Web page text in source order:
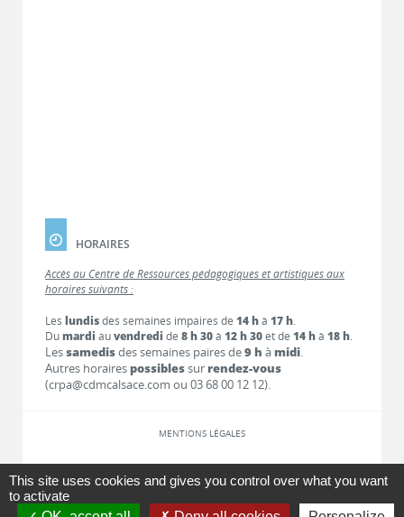
HORAIRES
Accès au Centre de Ressources pédagogiques et artistiques aux
horaires suivants :
Les lundisdes semaines impaires de 14 hà 17 h.
Dumardi auvendredi de 8 h 30à 12 h 30et de 14 hà 18 h.
Lessamedisdes semaines paires de9 h à midi.
Autres horaires possiblessur rendez-vous
(crpa@cdmcalsace.com ou 03 68 00 12 12).
MENTIONS LÉGALES
LIENS
This site uses cookies and gives you control over what you want
to activate